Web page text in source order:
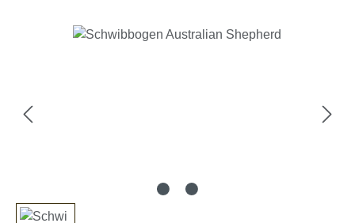
Bildergalerie überspringen